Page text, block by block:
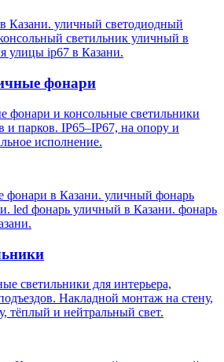
Казани. уличный светодиодный
светильник уличный в
улицы ip67 в Казани.
фонари
фонари и консольные светильники
и парков. IP65–IP67, на опору и
исполнение.
фонари в Казани. уличный фонарь
led фонарь уличный в Казани. фонарь
.
светильники для интерьера,
Накладной монтаж на стену,
тёплый и нейтральный свет.